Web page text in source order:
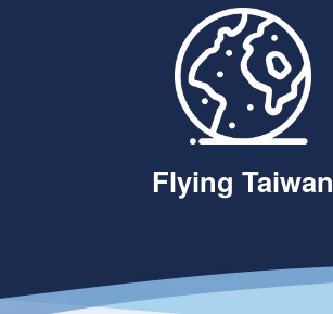
Flying Taiwan